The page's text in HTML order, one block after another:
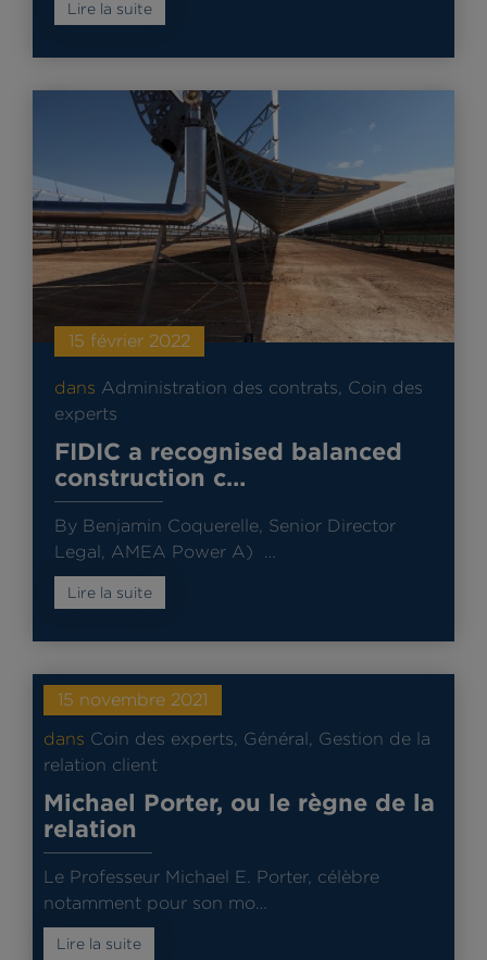
Lire la suite
15 février 2022
dans Administration des contrats
Coin des
experts
FIDIC a recognised balanced
construction c…
By Benjamin Coquerelle, Senior Director
Legal, AMEA Power A) …
Lire la suite
15 novembre 2021
dans Coin des experts Général
Gestion de la
relation client
Michael Porter, ou le règne de la
relation
Le Professeur Michael E. Porter, célèbre
notamment pour son mo…
Lire la suite